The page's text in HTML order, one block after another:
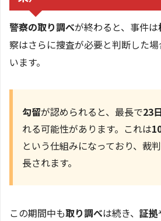
警察の取り調べが終わると、事件は
察はさらに捜査が必要と判断した場
います。
勾留が認められると、最長で23
れる可能性があります。これは
という仕組みになっており、裁
長されます。
この期間中も取り調べは続き、 証拠